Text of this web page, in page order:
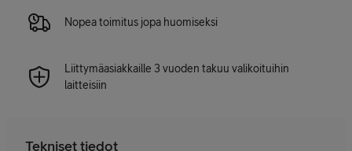
Nopea toimitus jopa huomiseksi
Liittymäasiakkaille 3 vuoden takuu valikoituihin
laitteisiin
Tekniset tiedot